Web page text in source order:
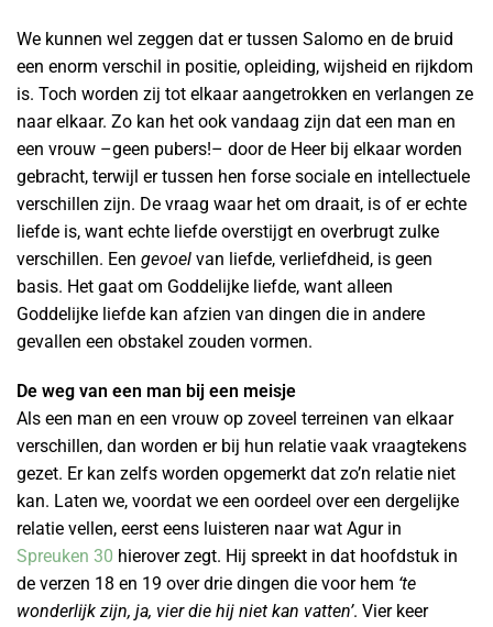
We kunnen wel zeggen dat er tussen Salomo en de bruid
een enorm verschil in positie, opleiding, wijsheid en rijkdom
is. Toch worden zij tot elkaar aangetrokken en verlangen ze
naar elkaar. Zo kan het ook vandaag zijn dat een man en
een vrouw –geen pubers!– door de Heer bij elkaar worden
gebracht, terwijl er tussen hen forse sociale en intellectuele
verschillen zijn. De vraag waar het om draait, is of er echte
liefde is, want echte liefde overstijgt en overbrugt zulke
verschillen. Een gevoel van liefde, verliefdheid, is geen
basis. Het gaat om Goddelijke liefde, want alleen
Goddelijke liefde kan afzien van dingen die in andere
gevallen een obstakel zouden vormen.
De weg van een man bij een meisje
Als een man en een vrouw op zoveel terreinen van elkaar
verschillen, dan worden er bij hun relatie vaak vraagtekens
gezet. Er kan zelfs worden opgemerkt dat zo’n relatie niet
kan. Laten we, voordat we een oordeel over een dergelijke
relatie vellen, eerst eens luisteren naar wat Agur in
Spreuken 30 hierover zegt. Hij spreekt in dat hoofdstuk in
de verzen 18 en 19 over drie dingen die voor hem ‘te
wonderlijk zijn, ja, vier die hij niet kan vatten’. Vier keer